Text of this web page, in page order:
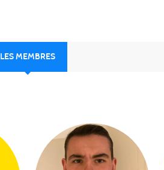
LES MEMBRES